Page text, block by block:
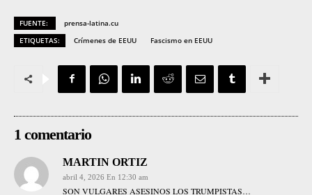
FUENTE:
prensa-latina.cu
ETIQUETAS:
Crímenes de EEUU Fascismo en EEUU
1 comentario
MARTIN ORTIZ
abril 4, 2026 En 12:30 am
SON VULGARES ASESINOS LOS TRUMPISTAS…